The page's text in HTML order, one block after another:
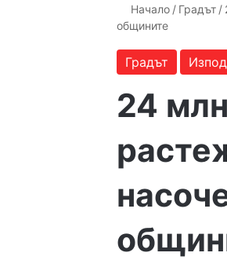
Начало / Градът /
общините
Градът
24